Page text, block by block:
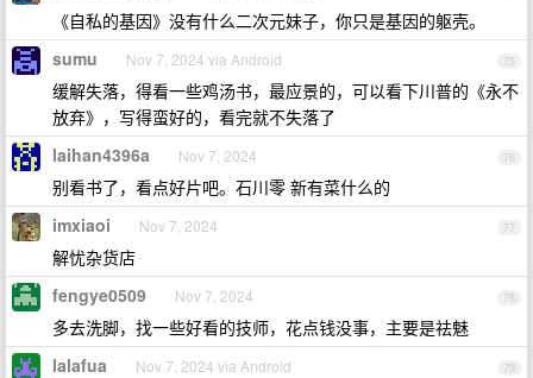
《自私的基因》没有什么二次元妹子，你只是基因的躯壳。
75
sumu Nov 7, 2024 via Android
缓解失落，得看一些鸡汤书，最应景的，可以看下川普的《永不
放弃》，写得蛮好的，看完就不失落了
76
laihan4396a Nov 7, 2024
别看书了，看点好片吧。石川零 新有菜什么的
77
imxiaoi Nov 7, 2024
解忧杂货店
78
fengye0509 Nov 7, 2024
多去洗脚，找一些好看的技师，花点钱没事，主要是祛魅
79
lalafua Nov 7, 2024 via Android